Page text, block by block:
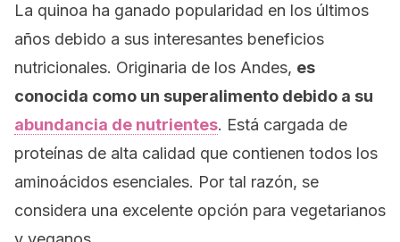
La quinoa ha ganado popularidad en los últimos
años debido a sus interesantes beneficios
nutricionales. Originaria de los Andes, es
conocida como un superalimento debido a su
abundancia de nutrientes. Está cargada de
proteínas de alta calidad que contienen todos los
aminoácidos esenciales. Por tal razón, se
considera una excelente opción para vegetarianos